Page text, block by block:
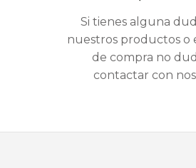
Si tienes alguna
nuestros productos o
de compra no
contactar con